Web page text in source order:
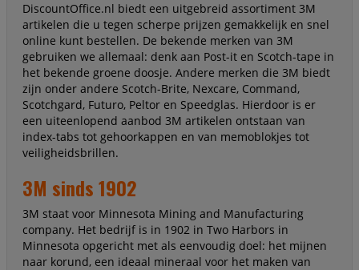
DiscountOffice.nl biedt een uitgebreid assortiment 3M
artikelen die u tegen scherpe prijzen gemakkelijk en snel
online kunt bestellen. De bekende merken van 3M
gebruiken we allemaal: denk aan Post-it en Scotch-tape in
het bekende groene doosje. Andere merken die 3M biedt
zijn onder andere Scotch-Brite, Nexcare, Command,
Scotchgard, Futuro, Peltor en Speedglas. Hierdoor is er
een uiteenlopend aanbod 3M artikelen ontstaan van
index-tabs tot gehoorkappen en van memoblokjes tot
veiligheidsbrillen.
3M sinds 1902
3M staat voor Minnesota Mining and Manufacturing
company. Het bedrijf is in 1902 in Two Harbors in
Minnesota opgericht met als eenvoudig doel: het mijnen
naar korund, een ideaal mineraal voor het maken van